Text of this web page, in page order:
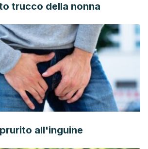
trucco della nonna
all'inguine